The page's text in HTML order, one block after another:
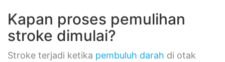
Kapan proses pemulihan
stroke dimulai?
Stroke terjadi ketika pembuluh darah di otak